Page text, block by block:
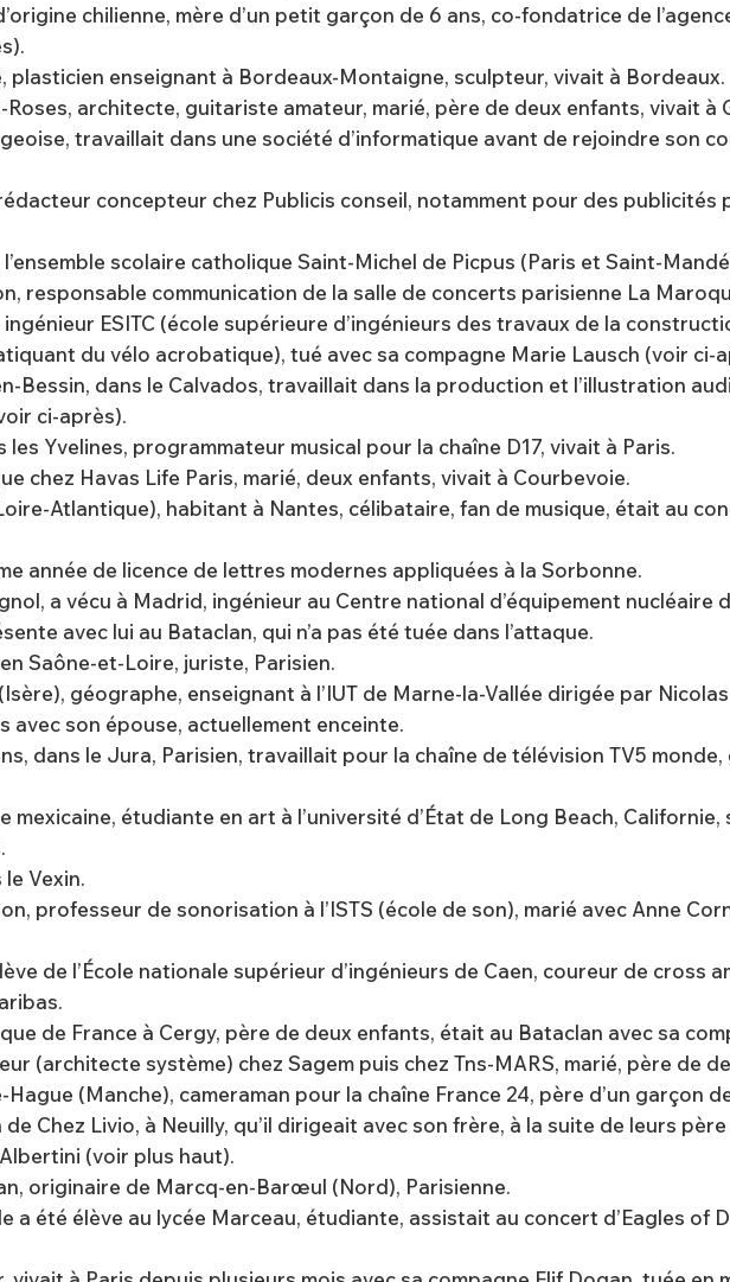
chilienne, mère d’un petit garçon de 6 ans, co-fondatrice de
plasticien enseignant à Bordeaux-Montaigne, sculpteur, vivait à Bordeaux.
Roses, architecte, guitariste amateur, marié, père de deux enfants, vivait à
travaillait dans une société d’informatique avant de rejoindre son
concepteur chez Publicis conseil, notamment pour des publicités
scolaire catholique Saint-Michel de Picpus (Paris et Saint-
responsable communication de la salle de concerts parisienne La
ESITC (école supérieure d’ingénieurs des travaux de la
du vélo acrobatique), tué avec sa compagne Marie Lausch (voir ci-
Bessin, dans le Calvados, travaillait dans la production et l’illustration
ci-après).
les Yvelines, programmateur musical pour la chaîne D17, vivait à Paris.
chez Havas Life Paris, marié, deux enfants, vivait à Courbevoie.
Atlantique), habitant à Nantes, célibataire, fan de musique, était au
année de licence de lettres modernes appliquées à la Sorbonne.
a vécu à Madrid, ingénieur au Centre national d’équipement nucléaire
avec lui au Bataclan, qui n’a pas été tuée dans l’attaque.
Saône-et-Loire, juriste, Parisien.
géographe, enseignant à l’IUT de Marne-la-Vallée dirigée par
avec son épouse, actuellement enceinte.
dans le Jura, Parisien, travaillait pour la chaîne de télévision TV5
mexicaine, étudiante en art à l’université d’État de Long Beach,
Vexin.
professeur de sonorisation à l’ISTS (école de son), marié avec Anne
de l’École nationale supérieur d’ingénieurs de Caen, coureur de cross
de France à Cergy, père de deux enfants, était au Bataclan avec sa
(architecte système) chez Sagem puis chez Tns-MARS, marié, père de
(Manche), cameraman pour la chaîne France 24, père d’un garçon
Chez Livio, à Neuilly, qu’il dirigeait avec son frère, à la suite de leurs
(voir plus haut).
originaire de Marcq-en-Barœul (Nord), Parisienne.
a été élève au lycée Marceau, étudiante, assistait au concert d’Eagles of